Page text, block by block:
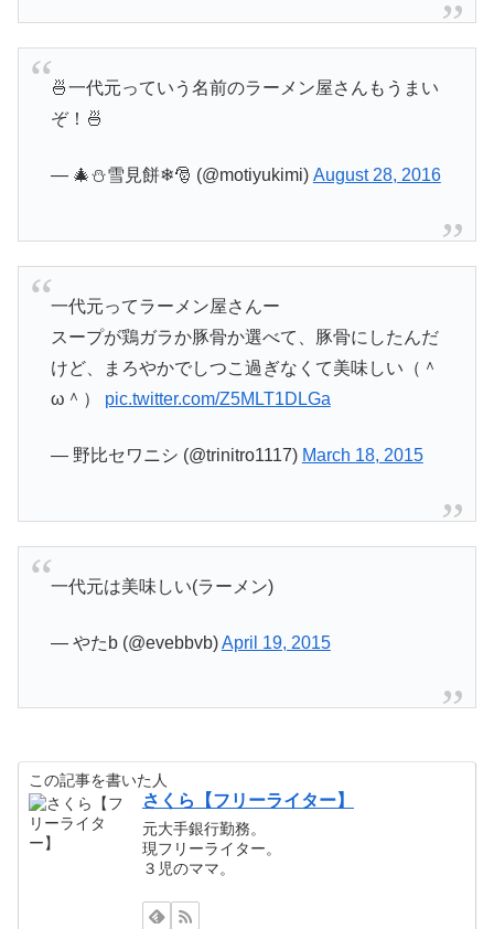
🍜一代元っていう名前のラーメン屋さんもうまい
ぞ！🍜
— 🎄⛄雪見餅❄🎅 (@motiyukimi) August 28, 2016
一代元ってラーメン屋さんー
スープが鶏ガラか豚骨か選べて、豚骨にしたんだ
けど、まろやかでしつこ過ぎなくて美味しい（＾
ω＾） pic.twitter.com/Z5MLT1DLGa
— 野比セワニシ (@trinitro1117) March 18, 2015
一代元は美味しい(ラーメン)
— やたb (@evebbvb)April 19, 2015
この記事を書いた人
さくら【フリーライター】
元大手銀行勤務。
現フリーライター。
３児のママ。